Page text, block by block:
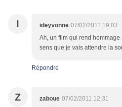
I ideyvonne 07/02/2011 19:03
Ah, un film qui rend
sens que je vais attendre la
Répondre
Z zaboue 07/02/2011 12:31